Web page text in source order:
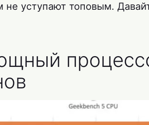
уступают топовым.